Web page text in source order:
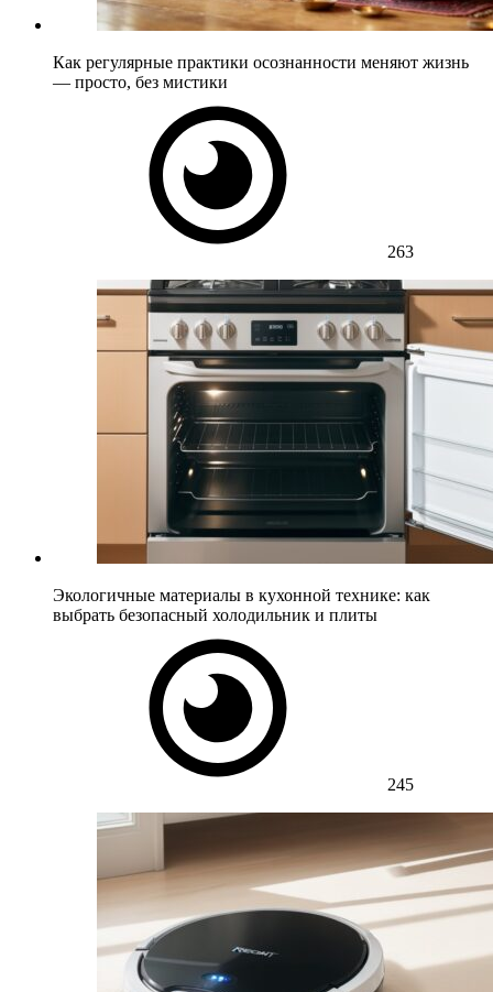
Как регулярные практики осознанности меняют жизнь
— просто, без мистики
263
Экологичные материалы в кухонной технике: как
выбрать безопасный холодильник и плиты
245